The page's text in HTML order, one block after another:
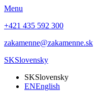
Menu
+421 435 592 300
zakamenne@zakamenne.sk
SKSlovensky
SKSlovensky
ENEnglish